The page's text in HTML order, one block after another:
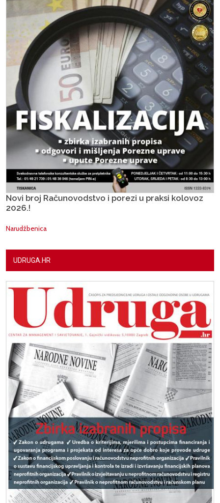
Novi broj Računovodstvo i porezi u praksi kolovoz
2026.!
Narudžbenica
UDRUGA.HR